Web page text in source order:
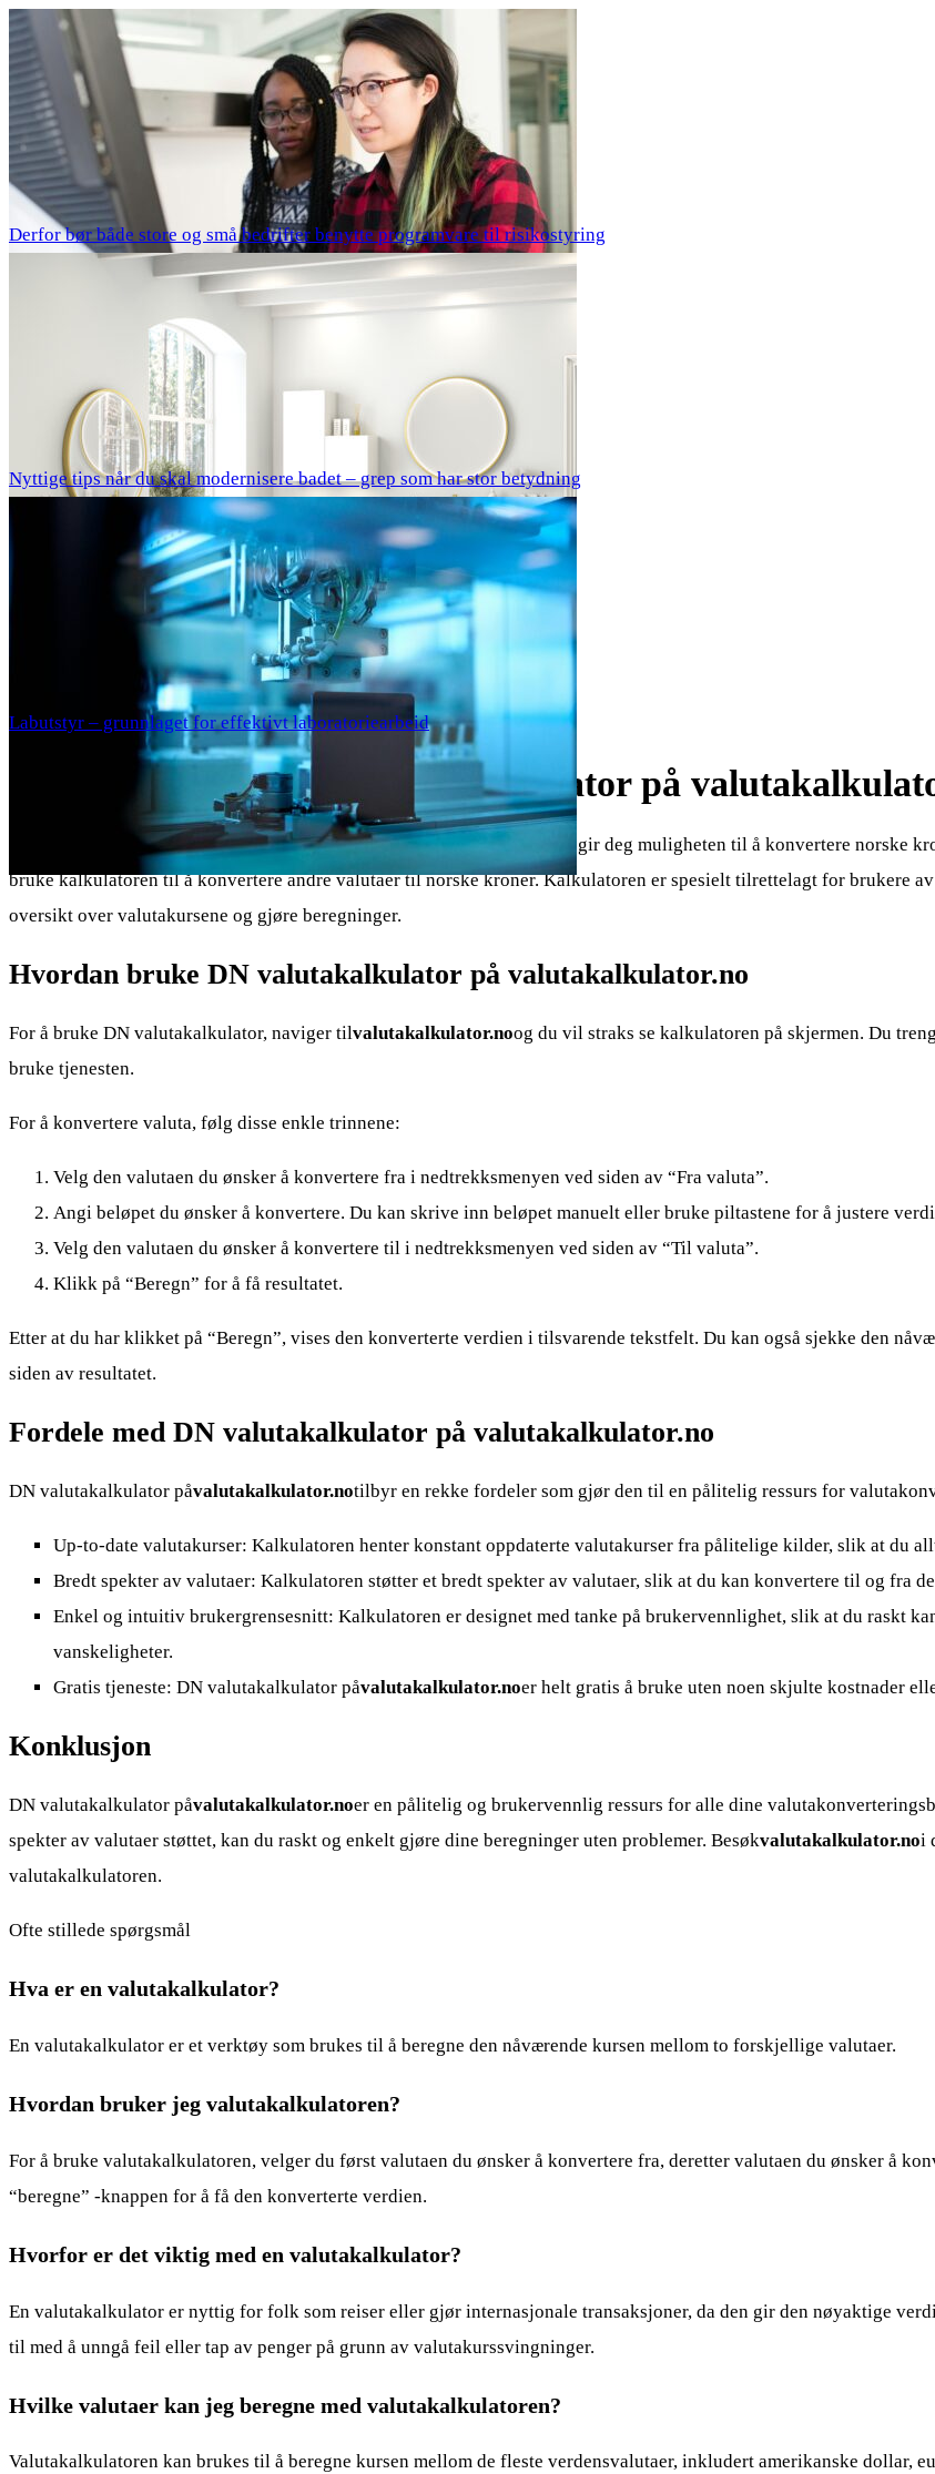
Derfor bør både store og små bedrifter benytte programvare til risikostyring
Nyttige tips når du skal modernisere badet – grep som har stor betydning
Labutstyr – grunnlaget for effektivt laboratoriearbeid
Enkel og pålitelig DN valutakalkulator på
valutakalkulator.no
finner du enkel og pålitelig valutakalkulator som gir deg muligheten til å konvertere norske
bruke kalkulatoren til å konvertere andre valutaer til norske kroner. Kalkulatoren er spesielt tilrettelagt for brukere
oversikt over valutakursene og gjøre beregninger.
Hvordan bruke DN valutakalkulator på valutakalkulator.no
For å bruke DN valutakalkulator, naviger tilvalutakalkulator.noog du vil straks se kalkulatoren på skjermen. Du
bruke tjenesten.
For å konvertere valuta, følg disse enkle trinnene:
Velg den valutaen du ønsker å konvertere fra i nedtrekksmenyen ved siden av “Fra valuta”.
Angi beløpet du ønsker å konvertere. Du kan skrive inn beløpet manuelt eller bruke piltastene for å justere
Velg den valutaen du ønsker å konvertere til i nedtrekksmenyen ved siden av “Til valuta”.
Klikk på “Beregn” for å få resultatet.
Etter at du har klikket på “Beregn”, vises den konverterte verdien i tilsvarende tekstfelt. Du kan også sjekke den
siden av resultatet.
Fordele med DN valutakalkulator på valutakalkulator.no
DN valutakalkulator påvalutakalkulator.notilbyr en rekke fordeler som gjør den til en pålitelig ressurs for
Up-to-date valutakurser: Kalkulatoren henter konstant oppdaterte valutakurser fra pålitelige kilder, slik at du
Bredt spekter av valutaer: Kalkulatoren støtter et bredt spekter av valutaer, slik at du kan konvertere til og fra
Enkel og intuitiv brukergrensesnitt: Kalkulatoren er designet med tanke på brukervennlighet, slik at du raskt
vanskeligheter.
Gratis tjeneste: DN valutakalkulator påvalutakalkulator.noer helt gratis å bruke uten noen skjulte kostnader
Konklusjon
DN valutakalkulator påvalutakalkulator.noer en pålitelig og brukervennlig ressurs for alle dine
spekter av valutaer støttet, kan du raskt og enkelt gjøre dine beregninger uten problemer. Besøkvalutakalkulator.noi
valutakalkulatoren.
Ofte stillede spørgsmål
Hva er en valutakalkulator?
En valutakalkulator er et verktøy som brukes til å beregne den nåværende kursen mellom to forskjellige valutaer.
Hvordan bruker jeg valutakalkulatoren?
For å bruke valutakalkulatoren, velger du først valutaen du ønsker å konvertere fra, deretter valutaen du ønsker å
“beregne” -knappen for å få den konverterte verdien.
Hvorfor er det viktig med en valutakalkulator?
En valutakalkulator er nyttig for folk som reiser eller gjør internasjonale transaksjoner, da den gir den nøyaktige
til med å unngå feil eller tap av penger på grunn av valutakurssvingninger.
Hvilke valutaer kan jeg beregne med valutakalkulatoren?
Valutakalkulatoren kan brukes til å beregne kursen mellom de fleste verdensvalutaer, inkludert amerikanske dollar,